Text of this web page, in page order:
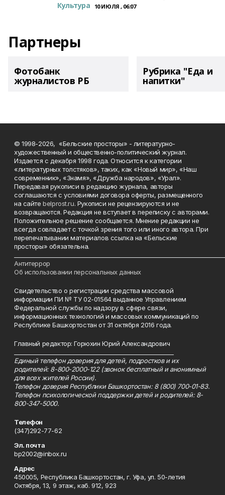
Культура 10 ИЮЛЯ , 06:07
Партнеры
Фотобанк
журналистов РБ
Рубрика "Еда и
напитки"
© 1998-2026, «Бельские просторы» - литературно-
художественный и общественно-политический журнал.
Издается с декабря 1998 года. Относится к категории
«литературных толстяков», таких, как «Новый мир», «Наш
современник», «Знамя», «Дружба народов», «Урал».
Передавая рукописи в редакцию журнала, авторы
соглашаются с условиями договора оферты, размещенного
на сайтеbelprost.ru. Рукописи не рецензируются и не
возвращаются. Редакция не вступает в переписку с авторами.
Положительное решение сообщается. Мнение редакции не
всегда совпадает с точкой зрения того или иного автора. При
перепечатывании материалов ссылка на «Бельские
просторы» обязательна.
Антитеррор
Об использовании персональных данных
Свидетельство о регистрации средства массовой
информации ПИ № ТУ 02-01564 выданное Управлением
Федеральной службы по надзору в сфере связи,
информационных технологий и массовых коммуникаций по
Республике Башкортостан от 31 октября 2016 года.
Главный редактор: Горюхин Юрий Александрович
Единый телефон доверия для детей, подростков и их
родителей: 8-800-2000-122 (звонок бесплатный и анонимный
для всех жителей России).
Телефон доверия Республики Башкортостан: 8 (800) 700-01-83.
Телефон психологической поддержки детей и родителей: 8-
800-347-5000.
Телефон
(347)292-77-62
Эл. почта
bp2002@inbox.ru
Адрес
450005, Республика Башкортостан, г. Уфа, ул. 50-летия
Октября, 13, 9 этаж, каб. 912, 923